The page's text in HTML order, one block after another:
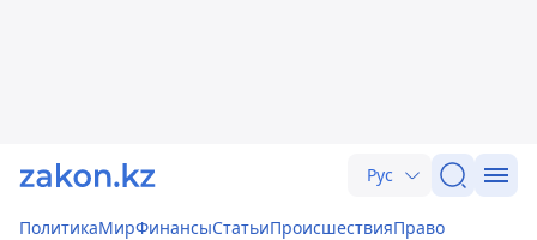
Рус
ПолитикаМирФинансыСтатьиПроисшествияПраво